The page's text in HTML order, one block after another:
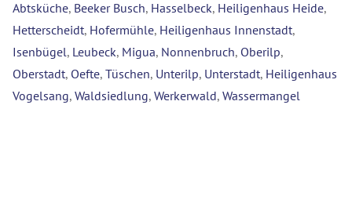
Abtsküche, Beeker Busch, Hasselbeck, Heiligenhaus Heide,
Hetterscheidt, Hofermühle, Heiligenhaus Innenstadt,
Isenbügel, Leubeck, Migua, Nonnenbruch, Oberilp,
Oberstadt, Oefte, Tüschen, Unterilp, Unterstadt, Heiligenhaus
Vogelsang, Waldsiedlung, Werkerwald, Wassermangel